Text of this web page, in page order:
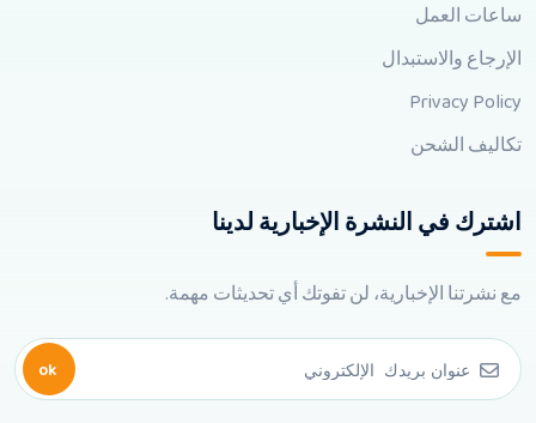
ساعات العمل
الإرجاع والاستبدال
Privacy Policy
تكاليف الشحن
اشترك في النشرة الإخبارية لدينا
مع نشرتنا الإخبارية، لن تفوتك أي تحديثات مهمة.
ok